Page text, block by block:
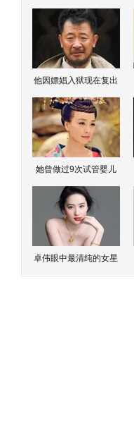
他因嫖娼入狱现在复出
她曾做过9次试管婴儿
卓伟眼中最清纯的女星